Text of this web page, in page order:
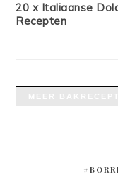
20 x Italiaanse
Recepten